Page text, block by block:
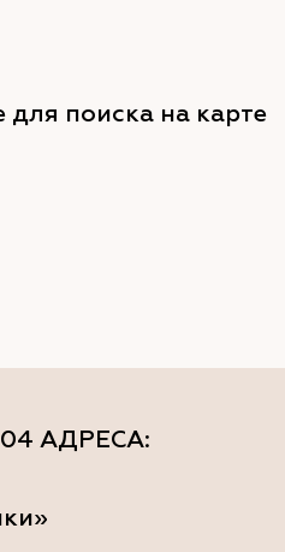
АДРЕСА:
для поиска на карте